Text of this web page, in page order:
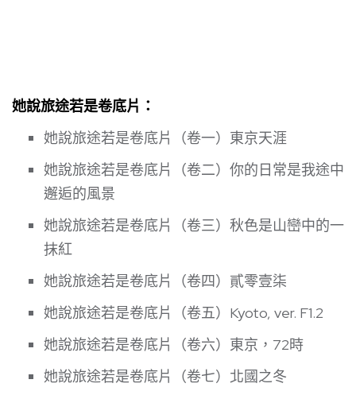
她說旅途若是卷底片：
她說旅途若是卷底片（卷一）東京天涯
她說旅途若是卷底片（卷二）你的日常是我途中
邂逅的風景
她說旅途若是卷底片（卷三）秋色是山巒中的一
抹紅
她說旅途若是卷底片（卷四）貳零壹柒
她說旅途若是卷底片（卷五）Kyoto, ver. F1.2
她說旅途若是卷底片（卷六）東京，72時
她說旅途若是卷底片（卷七）北國之冬